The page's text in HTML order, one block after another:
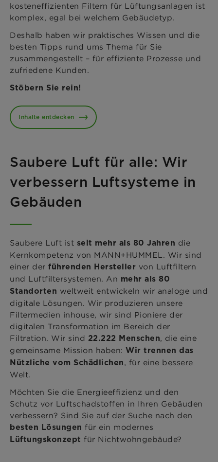
kosteneffizienten Filtern für Lüftungsanlagen ist
komplex, egal bei welchem Gebäudetyp.
Deshalb haben wir praktisches Wissen und die
besten Tipps rund ums Thema für Sie
zusammengestellt – für effiziente Prozesse und
zufriedene Kunden.
Stöbern Sie rein!
Inhalte entdecken
Saubere Luft für alle: Wir
verbessern Luftsysteme in
Gebäuden
Saubere Luft ist seit mehr als 80 Jahren die
Kernkompetenz von MANN+HUMMEL. Wir sind
einer der führenden Hersteller von Luftfiltern
und Luftfiltersystemen. An mehr als 80
Standorten weltweit entwickeln wir analoge und
digitale Lösungen. Wir produzieren unsere
Filtermedien inhouse, wir sind Pioniere der
digitalen Transformation im Bereich der
Filtration. Wir sind 22.222 Menschen, die eine
gemeinsame Mission haben: Wir trennen das
Nützliche vom Schädlichen, für eine bessere
Welt.
Möchten Sie die Energieeffizienz und den
Schutz vor Luftschadstoffen in Ihren Gebäuden
verbessern? Sind Sie auf der Suche nach den
besten Lösungen für ein modernes
Lüftungskonzept für Nichtwohngebäude?